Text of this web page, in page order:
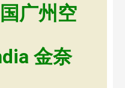
广州空
金奈